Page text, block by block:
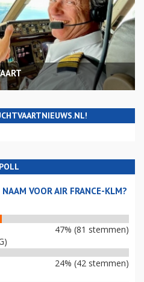
POLL
VOOR AIR FRANCE-KLM?
47% (81 stemmen)
24% (42 stemmen)